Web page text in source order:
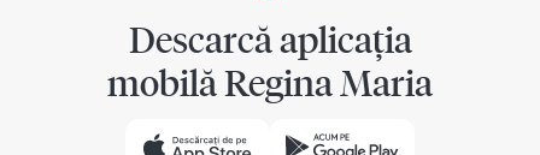
Descarcă aplicația
mobilă Regina Maria